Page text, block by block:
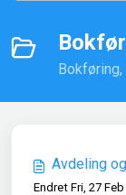
Avdeling
Endret Fri, 27